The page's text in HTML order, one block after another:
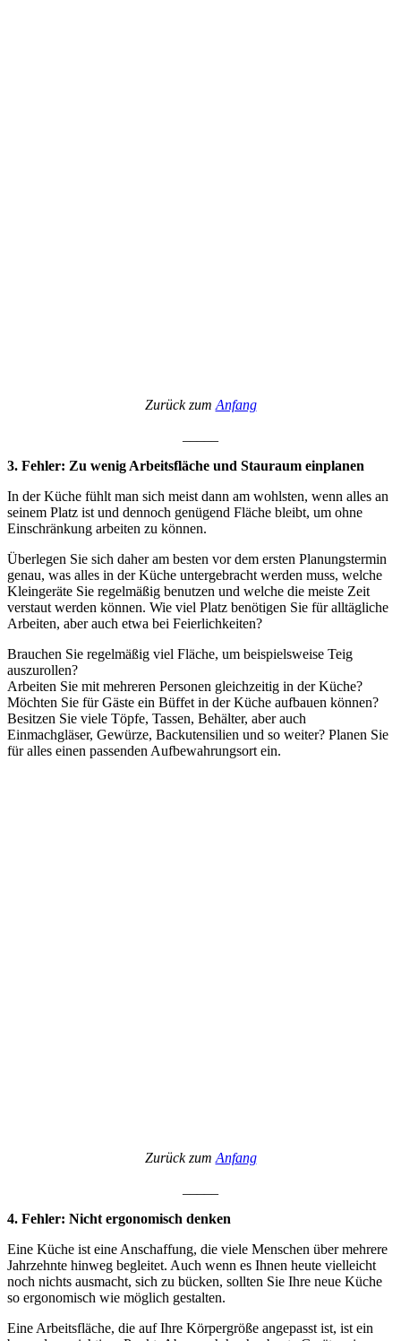
Zurück zumAnfang
3. Fehler: Zu wenig Arbeitsfläche und Stauraum einplanen
In der Küche fühlt man sich meist dann am wohlsten, wenn alles an
seinem Platz ist und dennoch genügend Fläche bleibt, um ohne
Einschränkung arbeiten zu können.
Überlegen Sie sich daher am besten vor dem ersten Planungstermin
genau, was alles in der Küche untergebracht werden muss, welche
Kleingeräte Sie regelmäßig benutzen und welche die meiste Zeit
verstaut werden können. Wie viel Platz benötigen Sie für alltägliche
Arbeiten, aber auch etwa bei Feierlichkeiten?
Brauchen Sie regelmäßig viel Fläche, um beispielsweise Teig
auszurollen?
Arbeiten Sie mit mehreren Personen gleichzeitig in der Küche?
Möchten Sie für Gäste ein Büffet in der Küche aufbauen können?
Besitzen Sie viele Töpfe, Tassen, Behälter, aber auch
Einmachgläser, Gewürze, Backutensilien und so weiter? Planen Sie
für alles einen passenden Aufbewahrungsort ein.
Zurück zumAnfang
4. Fehler: Nicht ergonomisch denken
Eine Küche ist eine Anschaffung, die viele Menschen über mehrere
Jahrzehnte hinweg begleitet. Auch wenn es Ihnen heute vielleicht
noch nichts ausmacht, sich zu bücken, sollten Sie Ihre neue Küche
so ergonomisch wie möglich gestalten.
Eine Arbeitsfläche, die auf Ihre Körpergröße angepasst ist, ist ein